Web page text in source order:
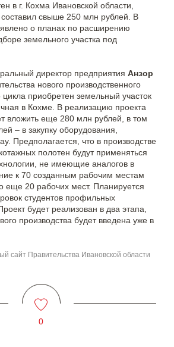
в г. Кохма Ивановской области,
свыше 250 млн рублей. В
о планах по расширению
земельного участка под
директор предприятия Анзор
нового производственного
цикла приобретен земельный участок
в Кохме. В реализацию проекта
вложить еще 280 млн рублей, в том
– в закупку оборудования,
Предполагается, что в производстве
полотен будут применяться
не имеющие аналогов в
к 70 созданным рабочим местам
еще 20 рабочих мест. Планируется
студентов профильных
будет реализован в два этапа,
производства будет введена уже в
сайт Правительства Ивановской области
0